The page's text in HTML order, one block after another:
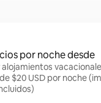
por noche desde
alojamientos
$20 USD por noche